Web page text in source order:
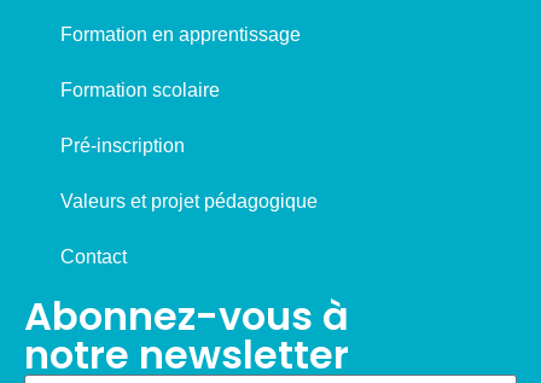
Formation en apprentissage
Formation scolaire
Pré-inscription
Valeurs et projet pédagogique
Contact
Abonnez-vous à
notre newsletter